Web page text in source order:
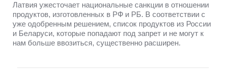
Латвия ужесточает национальные санкции в отношении
продуктов, изготовленных в РФ и РБ. В соответствии с
уже одобренным решением, список продуктов из России
и Беларуси, которые попадают под запрет и не могут к
нам больше ввозиться, существенно расширен.